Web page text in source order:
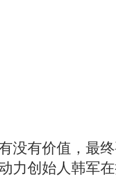
有价值，最终
力创始人韩军